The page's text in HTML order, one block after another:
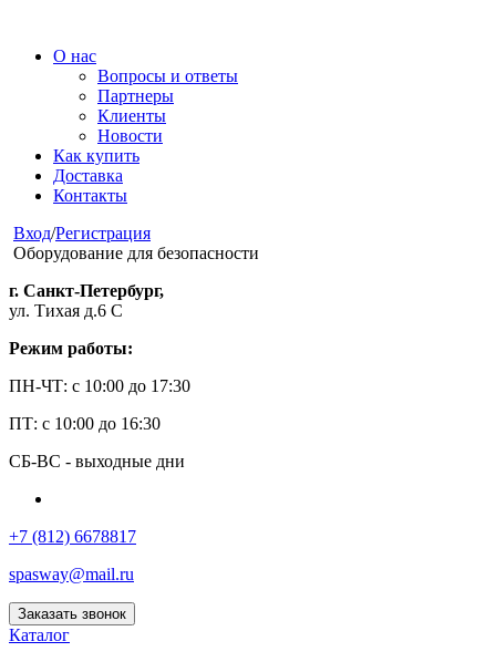
О нас
Вопросы и ответы
Партнеры
Клиенты
Новости
Как купить
Доставка
Контакты
Вход/Регистрация
Оборудование для безопасности
г. Санкт-Петербург,
ул. Тихая д.6 С
Режим работы:
ПН-ЧТ: с 10:00 до 17:30
ПТ: с 10:00 до 16:30
СБ-ВС - выходные дни
+7 (812) 6678817
spasway@mail.ru
Заказать звонок
Каталог